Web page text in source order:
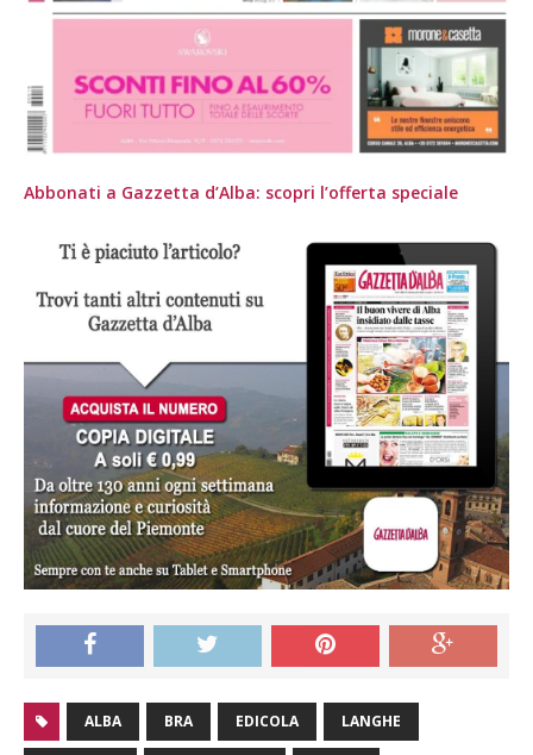
Abbonati a Gazzetta d’Alba: scopri l’offerta speciale
ALBA BRA EDICOLA LANGHE